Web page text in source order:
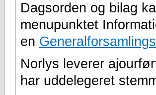
Dagsorden og bilag
menupunktet
en
Norlys leverer
har uddelegeret